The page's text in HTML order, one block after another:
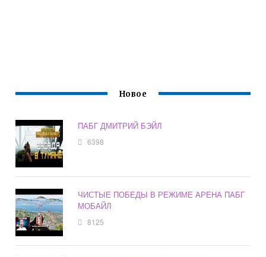
Новое
ПАБГ ДМИТРИЙ БЭЙЛ
6398
ЧИСТЫЕ ПОБЕДЫ В РЕЖИМЕ АРЕНА ПАБГ
МОБАЙЛ
8125